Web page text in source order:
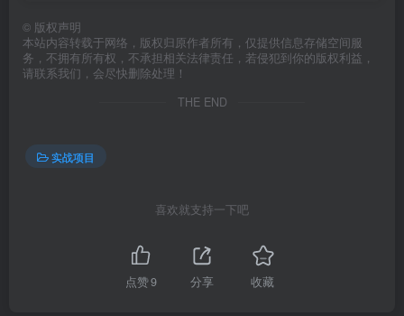
© 版权声明
本站内容转载于网络，版权归原作者所有，仅提供信息存储空间服
务，不拥有所有权，不承担相关法律责任，若侵犯到你的版权利益，
请联系我们，会尽快删除处理！
THE END
实战项目
喜欢就支持一下吧
点赞9 分享 收藏